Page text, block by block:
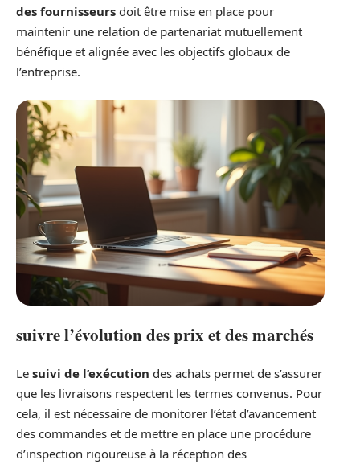
des fournisseurs doit être mise en place pour
maintenir une relation de partenariat mutuellement
bénéfique et alignée avec les objectifs globaux de
l’entreprise.
suivre l’évolution des prix et des marchés
Le suivi de l’exécution des achats permet de s’assurer
que les livraisons respectent les termes convenus. Pour
cela, il est nécessaire de monitorer l’état d’avancement
des commandes et de mettre en place une procédure
d’inspection rigoureuse à la réception des